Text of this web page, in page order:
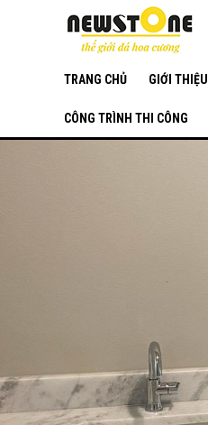
TRANG CHỦ GIỚI THIỆU
CÔNG TRÌNH THI CÔNG